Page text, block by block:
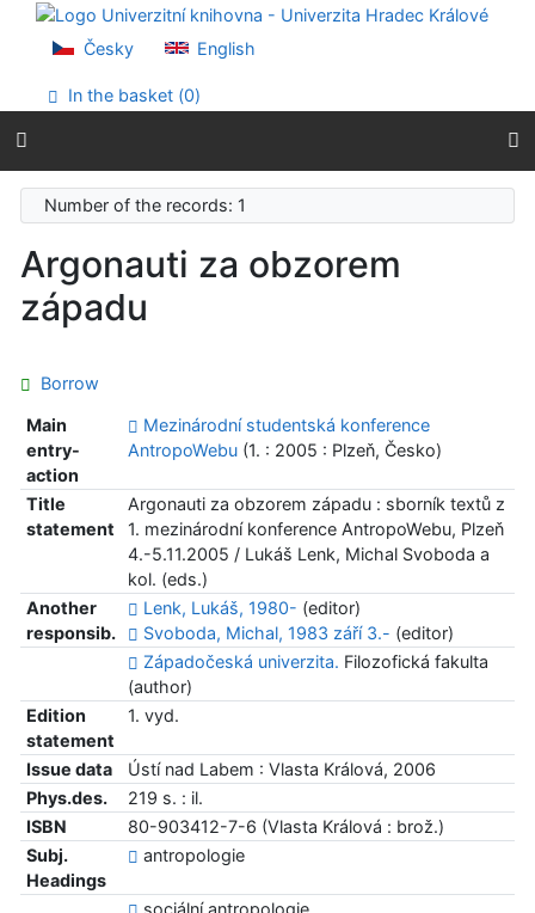
Go to content
Go to menu
Accessibility declaration
Česky English
In the basket (0)
Number of the records: 1
Argonauti za obzorem
západu
Borrow
Main
entry-
action
Mezinárodní studentská konference
AntropoWebu(1. : 2005 : Plzeň, Česko)
Title
statement
Argonauti za obzorem západu : sborník textů z
1. mezinárodní konference AntropoWebu, Plzeň
4.-5.11.2005 / Lukáš Lenk, Michal Svoboda a
kol. (eds.)
Another
responsib.
Lenk, Lukáš, 1980- (editor)
Svoboda, Michal, 1983 září 3.- (editor)
Západočeská univerzita. Filozofická fakulta
(author)
Edition
statement
1. vyd.
Issue data
Ústí nad Labem : Vlasta Králová, 2006
Phys.des.
219 s. : il.
ISBN
80-903412-7-6 (Vlasta Králová : brož.)
Subj.
Headings
antropologie
sociální antropologie